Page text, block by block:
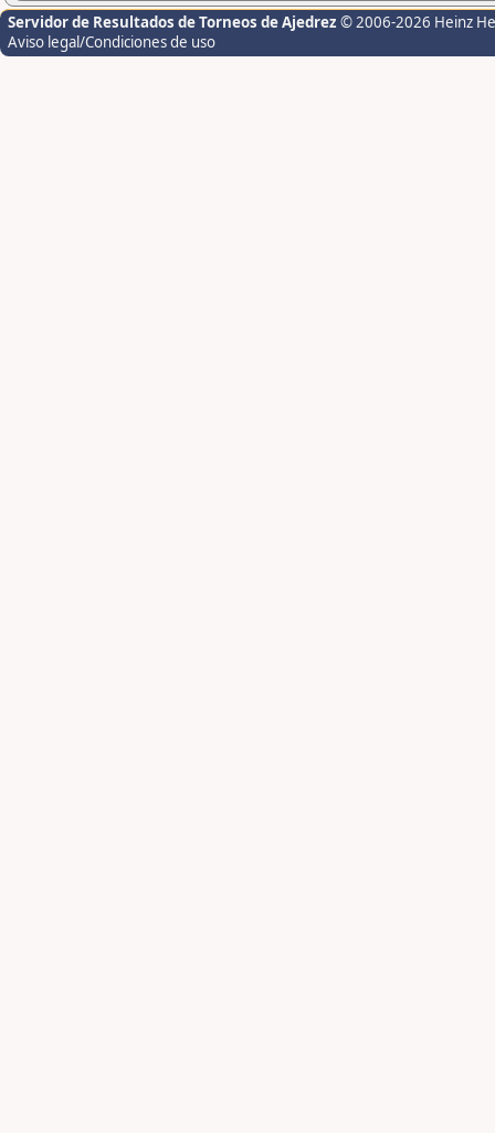
Servidor de Resultados de Torneos de Ajedrez © 2006-2026 Heinz
Aviso legal/Condiciones de uso